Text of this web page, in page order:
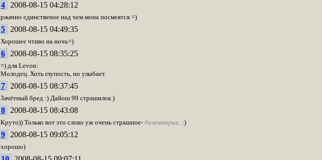
4 2008-08-15 04:28:12
ржачно единственое над чем мона посмеятся =)
5 2008-08-15 04:49:35
Хорошее чтиво на ночь=)
6 2008-08-15 08:35:25
=) для Levon:
Молодец. Хоть глупость, но улыбает.
7 2008-08-15 08:37:45
Зачётный бред :) Дайош 99 страшилок )
8 2008-08-15 08:43:08
Круто)) Только вот это слово уж очень страшное- дизентирии. :)
9 2008-08-15 09:05:12
хорошо)